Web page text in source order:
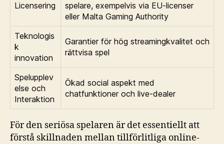
Licensering
spelare, exempelvis via EU-licenser
eller Malta Gaming Authority
Teknologis
k
innovation
Garantier för hög streamingkvalitet och
rättvisa spel
Spelupplev
else och
Interaktion
Ökad social aspekt med
chatfunktioner och live-dealer
För den seriösa spelaren är det essentiellt att
förstå skillnaden mellan tillförlitliga online-